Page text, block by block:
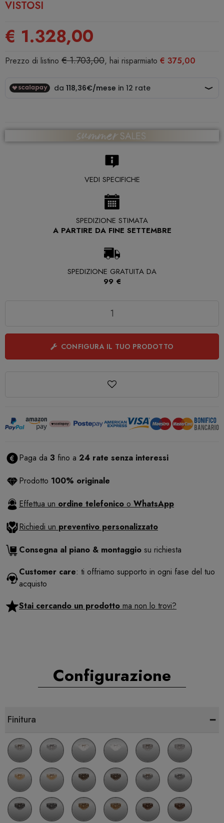
VISTOSI
€ 1.328,00
Prezzo di listino € 1.703,00, hai risparmiato € 375,00
VEDI SPECIFICHE
SPEDIZIONE STIMATA
A PARTIRE DA FINE SETTEMBRE
SPEDIZIONE GRATUITA DA
99 €
CONFIGURA IL TUO PRODOTTO
Paga da 3 fino a 24 rate senza interessi
Prodotto 100% originale
Effettua un ordine telefonico o WhatsApp
Richiedi un preventivo personalizzato
Consegna al piano & montaggio su richiesta
Customer care: ti offriamo supporto in ogni fase del tuo
acquisto
Stai cercando un prodotto ma non lo trovi?
Configurazione
Finitura -